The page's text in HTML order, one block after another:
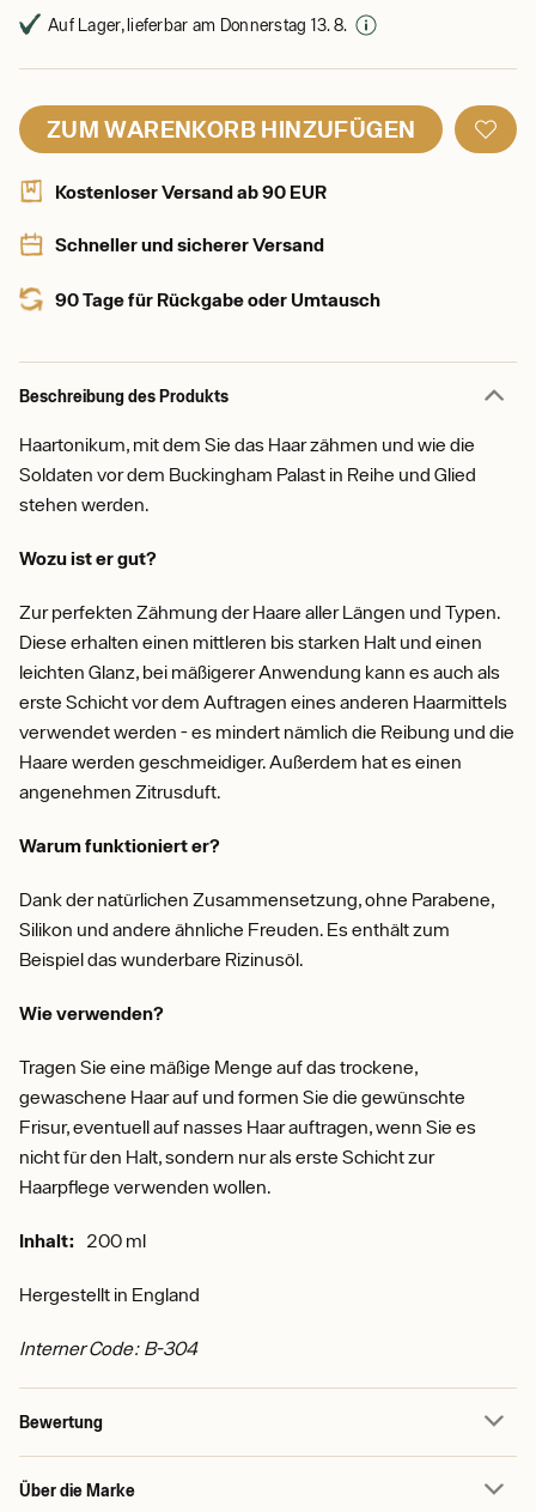
Auf Lager, lieferbar am Donnerstag 13. 8.
ZUM WARENKORB HINZUFÜGEN
Kostenloser Versand ab 90 EUR
Schneller und sicherer Versand
90 Tage für Rückgabe oder Umtausch
Beschreibung des Produkts
Haartonikum, mit dem Sie das Haar zähmen und wie die
Soldaten vor dem Buckingham Palast in Reihe und Glied
stehen werden.
Wozu ist er gut?
Zur perfekten Zähmung der Haare aller Längen und Typen.
Diese erhalten einen mittleren bis starken Halt und einen
leichten Glanz, bei mäßigerer Anwendung kann es auch als
erste Schicht vor dem Auftragen eines anderen Haarmittels
verwendet werden - es mindert nämlich die Reibung und die
Haare werden geschmeidiger. Außerdem hat es einen
angenehmen Zitrusduft.
Warum funktioniert er?
Dank der natürlichen Zusammensetzung, ohne Parabene,
Silikon und andere ähnliche Freuden. Es enthält zum
Beispiel das wunderbare Rizinusöl.
Wie verwenden?
Tragen Sie eine mäßige Menge auf das trockene,
gewaschene Haar auf und formen Sie die gewünschte
Frisur, eventuell auf nasses Haar auftragen, wenn Sie es
nicht für den Halt, sondern nur als erste Schicht zur
Haarpflege verwenden wollen.
Inhalt: 200 ml
Hergestellt in England
Interner Code: B-304
Bewertung
Über die Marke